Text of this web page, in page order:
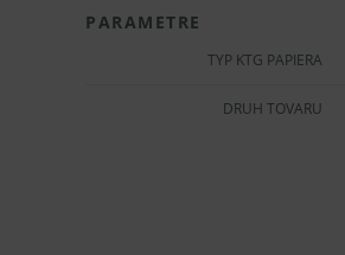
Skladaný.
PARAMETRE
TYP KTG PAPIERA
DRUH TOVARU